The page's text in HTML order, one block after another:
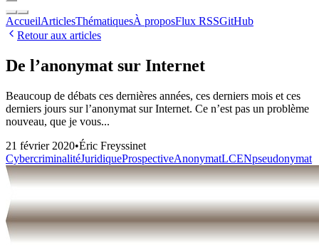
AccueilArticlesThématiquesÀ proposFlux RSSGitHub
Retour aux articles
De l’anonymat sur Internet
Beaucoup de débats ces dernières années, ces derniers mois et ces
derniers jours sur l’anonymat sur Internet. Ce n’est pas un problème
nouveau, que je vous...
21 février 2020•Éric Freyssinet
CybercriminalitéJuridiqueProspectiveAnonymatLCENpseudonymat